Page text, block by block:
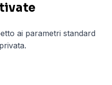
ai parametri standard